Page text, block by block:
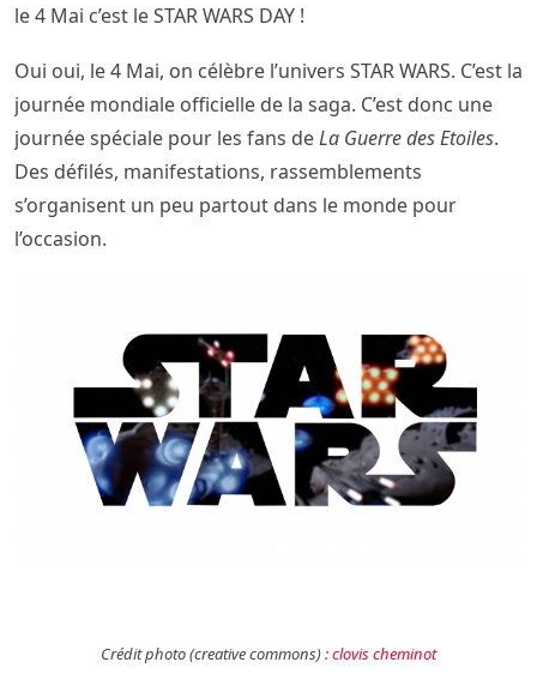
le 4 Mai c’est le STAR WARS DAY !
Oui oui, le 4 Mai, on célèbre l’univers STAR WARS. C’est la
journée mondiale officielle de la saga. C’est donc une
journée spéciale pour les fans deLa Guerre des Etoiles.
Des défilés, manifestations, rassemblements
s’organisent un peu partout dans le monde pour
l’occasion.
Crédit photo (creative commons) :clovis cheminot